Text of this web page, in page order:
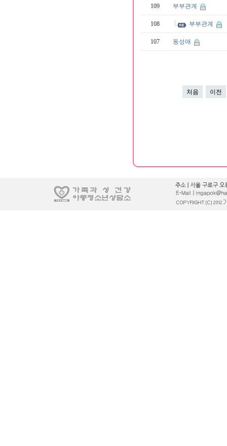
109 부부관계
108 부부관계
107 동성애
처음 이전